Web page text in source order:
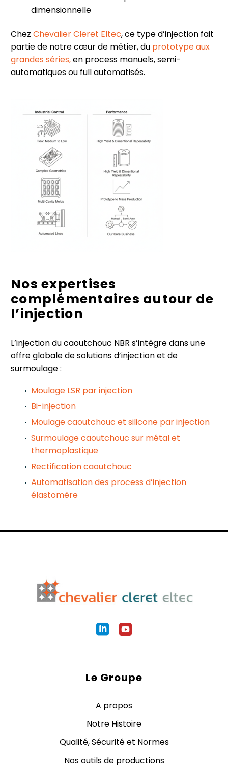
dimensionnelle
Chez Chevalier Cleret Eltec, ce type d’injection fait
partie de notre cœur de métier, du prototype aux
grandes séries,en process manuels, semi-
automatiques ou full automatisés.
Nos expertises
complémentaires autour de
l’injection
L’injection du caoutchouc NBR s’intègre dans une
offre globale de solutions d’injection et de
surmoulage :
Moulage LSR par injection
Bi-injection
Moulage caoutchouc et silicone par injection
Surmoulage caoutchouc sur métal et
thermoplastique
Rectification caoutchouc
Automatisation des process d’injection
élastomère
Le Groupe
A propos
Notre Histoire
Qualité, Sécurité et Normes
Nos outils de productions